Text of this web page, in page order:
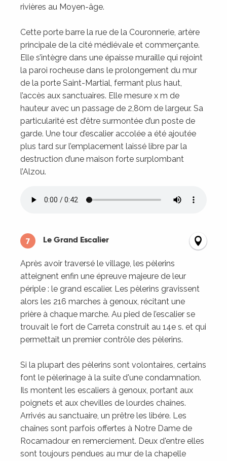
rivières au Moyen-âge.
Cette porte barre la rue de la Couronnerie, artère
principale de la cité médiévale et commerçante.
Elle s’intègre dans une épaisse muraille qui rejoint
la paroi rocheuse dans le prolongement du mur
de la porte Saint-Martial, fermant plus haut,
l’accès aux sanctuaires. Elle mesure x m de
hauteur avec un passage de 2,80m de largeur. Sa
particularité est d’être surmontée d’un poste de
garde. Une tour d’escalier accolée a été ajoutée
plus tard sur l’emplacement laissé libre par la
destruction d’une maison forte surplombant
l’Alzou.
7 Le Grand Escalier
Après avoir traversé le village, les pèlerins
atteignent enfin une épreuve majeure de leur
périple : le grand escalier. Les pèlerins gravissent
alors les 216 marches à genoux, récitant une
prière à chaque marche. Au pied de l’escalier se
trouvait le fort de Carreta construit au 14e s. et qui
permettait un premier contrôle des pèlerins.
Si la plupart des pèlerins sont volontaires, certains
font le pèlerinage à la suite d'une condamnation.
Ils montent les escaliers à genoux, portant aux
poignets et aux chevilles de lourdes chaînes.
Arrivés au sanctuaire, un prêtre les libére. Les
chaînes sont parfois offertes à Notre Dame de
Rocamadour en remerciement. Deux d'entre elles
sont toujours pendues au mur de la chapelle